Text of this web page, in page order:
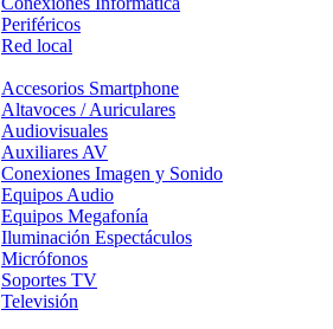
Periféricos
Red local
Accesorios Smartphone
Altavoces / Auriculares
Audiovisuales
Auxiliares AV
Conexiones Imagen y Sonido
Equipos Audio
Equipos Megafonía
Iluminación Espectáculos
Micrófonos
Soportes TV
Televisión